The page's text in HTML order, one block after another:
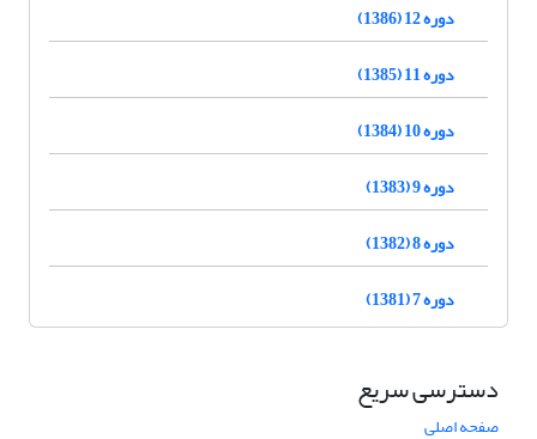
دوره 12 (1386)
دوره 11 (1385)
دوره 10 (1384)
دوره 9 (1383)
دوره 8 (1382)
دوره 7 (1381)
دسترسی سریع
صفحه اصلی